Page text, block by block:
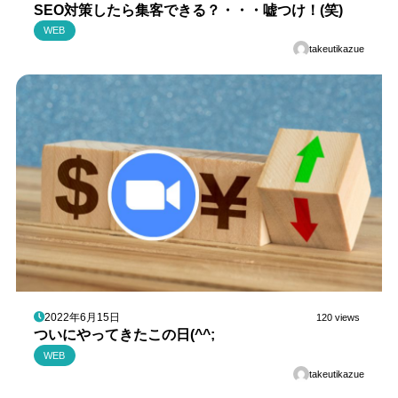
SEO対策したら集客できる？・・・嘘つけ！(笑)
WEB
takeutikazue
2022年6月15日 120 views
ついにやってきたこの日(^^;
WEB
takeutikazue